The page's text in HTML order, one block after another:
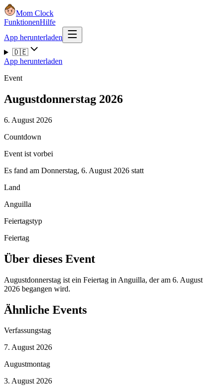
Mom Clock
FunktionenHilfe
App herunterladen
🇩🇪
App herunterladen
Event
Augustdonnerstag 2026
6. August 2026
Countdown
Event ist vorbei
Es fand am Donnerstag, 6. August 2026 statt
Land
Anguilla
Feiertagstyp
Feiertag
Über dieses Event
Augustdonnerstag ist ein Feiertag in Anguilla, der am 6. August
2026 begangen wird.
Ähnliche Events
Verfassungstag
7. August 2026
Augustmontag
3. August 2026